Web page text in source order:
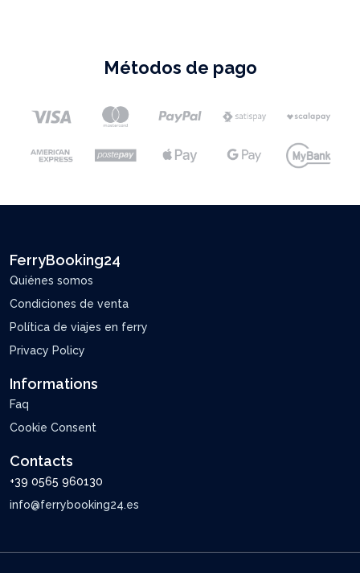
Métodos de pago
FerryBooking24
Quiénes somos
Condiciones de venta
Política de viajes en ferry
Privacy Policy
Informations
Faq
Cookie Consent
Contacts
+39 0565 960130
info@ferrybooking24.es